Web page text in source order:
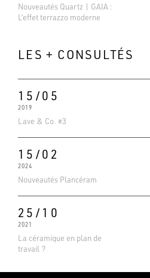
Nouveautés Quartz | GAIA :
L’effet terrazzo moderne
LES + CONSULTÉS
15/05
2019
Lave & Co. #3
15/02
2024
Nouveautés Plancéram
25/10
2021
La céramique en plan de
travail ?